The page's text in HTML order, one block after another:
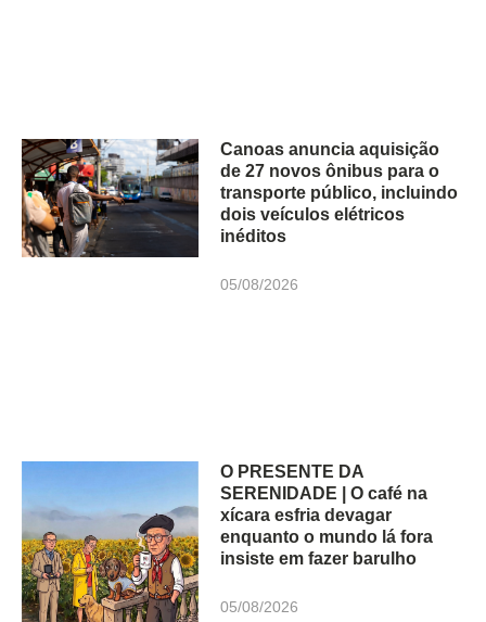
Canoas anuncia aquisição
de 27 novos ônibus para o
transporte público, incluindo
dois veículos elétricos
inéditos
05/08/2026
O PRESENTE DA
SERENIDADE | O café na
xícara esfria devagar
enquanto o mundo lá fora
insiste em fazer barulho
05/08/2026